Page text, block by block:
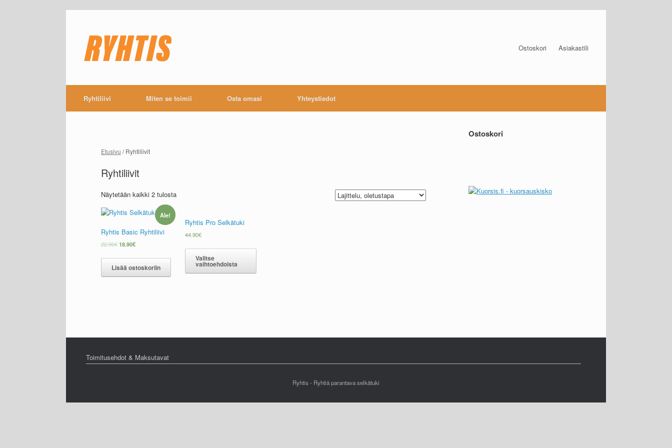
Ostoskori Asiakastili
Ryhtiliivi Miten se toimii Osta omasi Yhteystiedot
Etusivu / Ryhtiliivit
Ryhtiliivit
Näytetään kaikki 2 tulosta
Ale!
Ryhtis Basic Ryhtiliivi
22.90€18.90€
Lisää ostoskoriin
Ryhtis Pro Selkätuki
44.90€
Valitse
vaihtoehdoista
Ostoskori
Toimitusehdot & Maksutavat
Ryhtis - Ryhtiä parantava selkätuki